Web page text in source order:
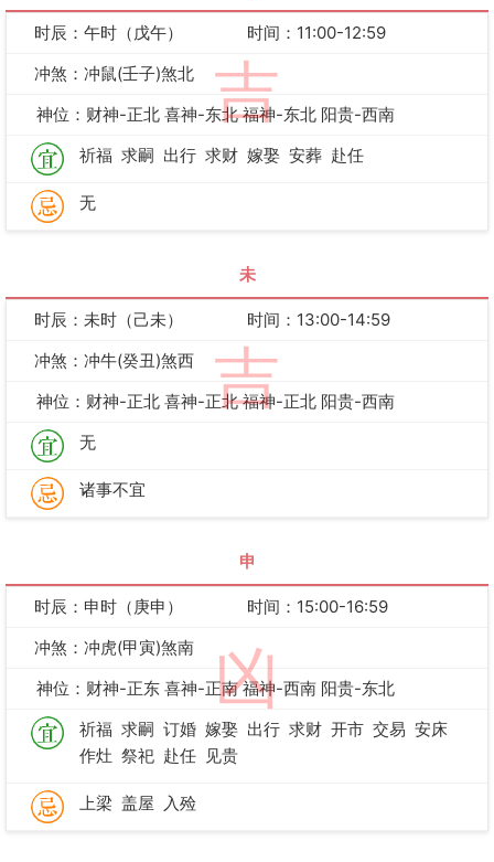
吉
时辰：午时（戊午）
时间：11:00-12:59
冲煞：冲鼠(壬子)煞北
神位：财神-正北 喜神-东北 福神-东北 阳贵-西南
祈福 求嗣 出行 求财 嫁娶 安葬 赴任
无
未
吉
时辰：未时（己未）
时间：13:00-14:59
冲煞：冲牛(癸丑)煞西
神位：财神-正北 喜神-正北 福神-正北 阳贵-西南
无
诸事不宜
申
凶
时辰：申时（庚申）
时间：15:00-16:59
冲煞：冲虎(甲寅)煞南
神位：财神-正东 喜神-正南 福神-西南 阳贵-东北
祈福 求嗣 订婚 嫁娶 出行 求财 开市 交易 安床
作灶 祭祀 赴任 见贵
上梁 盖屋 入殓